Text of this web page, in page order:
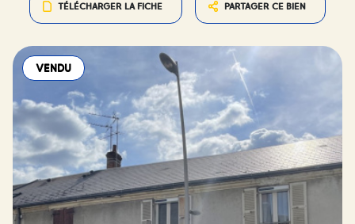
TÉLÉCHARGER LA FICHE PARTAGER CE BIEN
VENDU